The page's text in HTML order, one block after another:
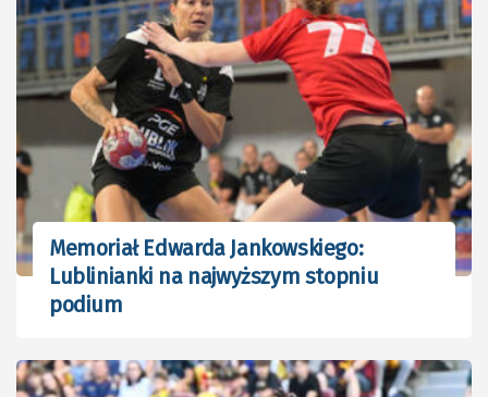
Memoriał Edwarda Jankowskiego:
Lublinianki na najwyższym stopniu
podium